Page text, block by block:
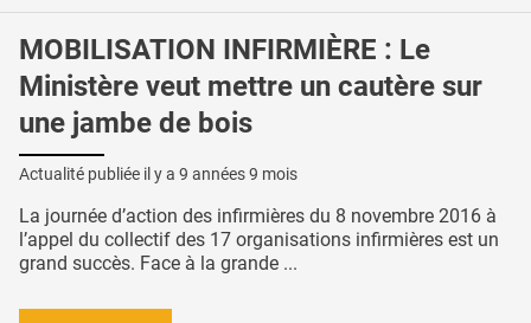
MOBILISATION INFIRMIÈRE : Le
Ministère veut mettre un cautère sur
une jambe de bois
Actualité publiée il y a 9 années 9 mois
La journée d’action des infirmières du 8 novembre 2016 à
l’appel du collectif des 17 organisations infirmières est un
grand succès. Face à la grande ...